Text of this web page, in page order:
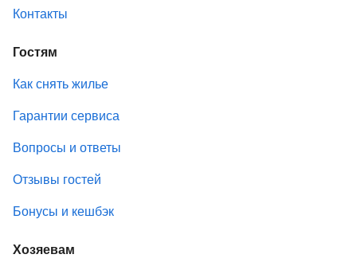
Контакты
Гостям
Как снять жилье
Гарантии сервиса
Вопросы и ответы
Отзывы гостей
Бонусы и кешбэк
Хозяевам